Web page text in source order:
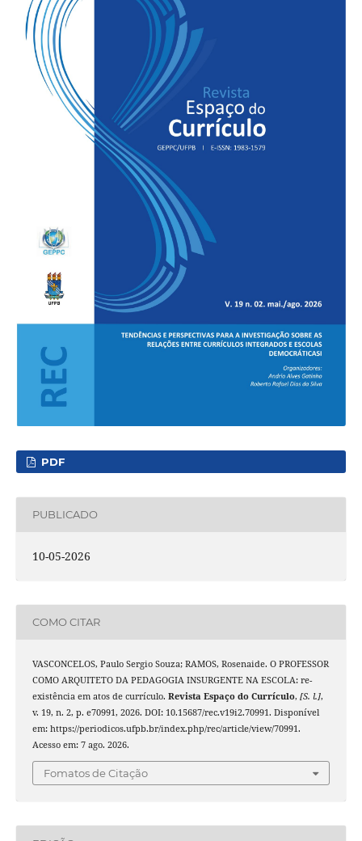
PDF
PUBLICADO
10-05-2026
COMO CITAR
VASCONCELOS, Paulo Sergio Souza; RAMOS, Rosenaide. O PROFESSOR
COMO ARQUITETO DA PEDAGOGIA INSURGENTE NA ESCOLA: re-
existência em atos de currículo. Revista Espaço do Currículo, [S. l.],
v. 19, n. 2, p. e70991, 2026. DOI: 10.15687/rec.v19i2.70991. Disponível
em: https://periodicos.ufpb.br/index.php/rec/article/view/70991.
Acesso em: 7 ago. 2026.
Fomatos de Citação